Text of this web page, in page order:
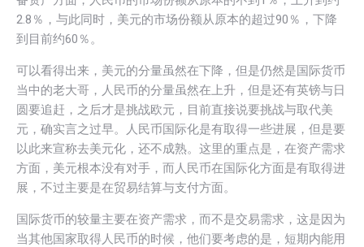
2.8％，与此同时，美元的市场份额从原本的超过90％，下降
到目前约60％。
可以看得出来，美元的分量虽然在下降，但是仍然是国际货币
当中的老大哥，人民币的分量虽然在上升，但是还有英镑与日
圆要追赶，之后才是挑战欧元，目前直接说要挑战与取代美
元，确实言之过早。人民币国际化是有取得一些进展，但是要
以此来宣称去美元化，还不成熟。这里的重点是，在资产需求
方面，美元根本没有对手，而人民币在国际化方面是有取得进
展，不过主要是在贸易结算与支付方面。
国际货币的较量主要在资产需求，而不是交易需求，这是因为
当其他国家取得人民币的时候，他们要考虑的是，短期内能用